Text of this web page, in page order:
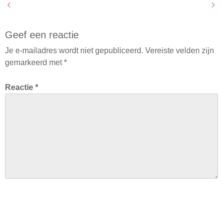
Geef een reactie
Je e-mailadres wordt niet gepubliceerd. Vereiste velden zijn
gemarkeerd met*
Reactie *